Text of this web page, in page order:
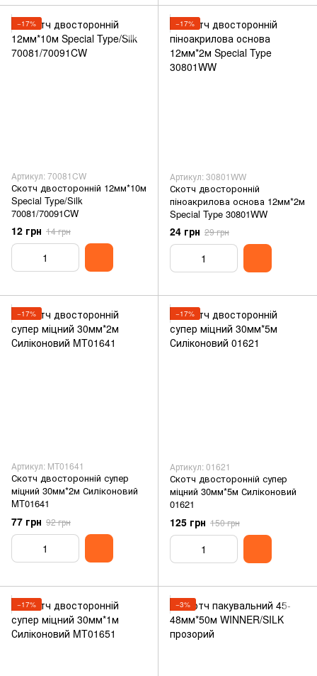
−17%
Артикул: 70081CW
Скотч двосторонній 12мм*10м
Special Type/Silk
70081/70091CW
12 грн 14 грн
−17%
Артикул: 30801WW
Скотч двосторонній
піноакрилова основа 12мм*2м
Special Type 30801WW
24 грн 29 грн
−17%
Артикул: MT01641
Скотч двосторонній супер
міцний 30мм*2м Силіконовий
MT01641
77 грн 92 грн
−17%
Артикул: 01621
Скотч двосторонній супер
міцний 30мм*5м Силіконовий
01621
125 грн 150 грн
−17% −3%